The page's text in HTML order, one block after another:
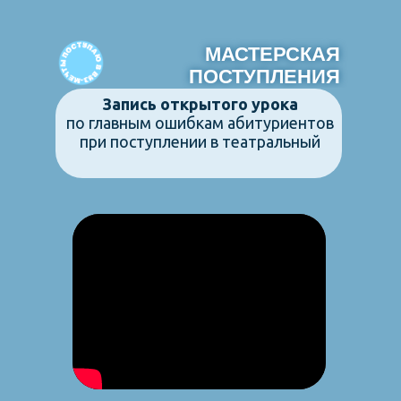
МАСТЕРСКАЯ
ПОСТУПЛЕНИЯ
МАСТЕРСКАЯ
ПОСТУПЛЕНИЯ
Запись открытого урока
по главным ошибкам абитуриентов
при поступлении в театральный